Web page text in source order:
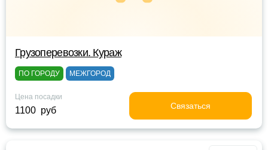
Грузоперевозки. Кураж
ПО ГОРОДУ МЕЖГОРОД
Цена посадки
1100 руб Связаться